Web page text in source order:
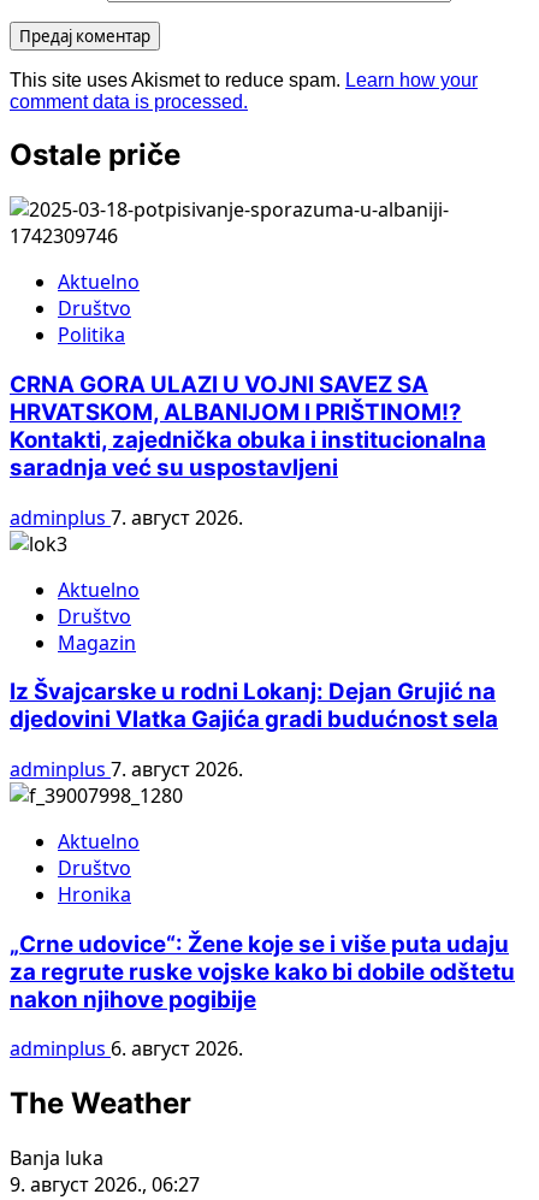
This site uses Akismet to reduce spam. Learn how your
comment data is processed.
Ostale priče
Aktuelno
Društvo
Politika
CRNA GORA ULAZI U VOJNI SAVEZ SA
HRVATSKOM, ALBANIJOM I PRIŠTINOM!?
Kontakti, zajednička obuka i institucionalna
saradnja već su uspostavljeni
adminplus 7. август 2026.
Aktuelno
Društvo
Magazin
Iz Švajcarske u rodni Lokanj: Dejan Grujić na
djedovini Vlatka Gajića gradi budućnost sela
adminplus 7. август 2026.
Aktuelno
Društvo
Hronika
„Crne udovice“: Žene koje se i više puta udaju
za regrute ruske vojske kako bi dobile odštetu
nakon njihove pogibije
adminplus 6. август 2026.
The Weather
Banja luka
9. август 2026., 06:27